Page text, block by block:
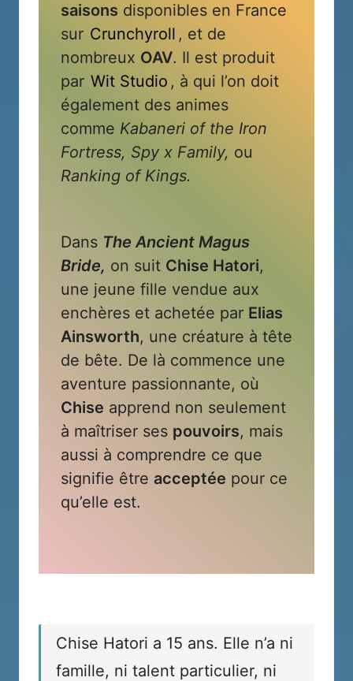
saisons disponibles en France
sur Crunchyroll , et de
nombreux OAV. Il est produit
par Wit Studio , à qui l’on doit
également des animes
comme Kabaneri of the Iron
Fortress, Spy x Family, ou
Ranking of Kings.
Dans The Ancient Magus
Bride, on suit Chise Hatori,
une jeune fille vendue aux
enchères et achetée par Elias
Ainsworth, une créature à tête
de bête. De là commence une
aventure passionnante, où
Chise apprend non seulement
à maîtriser ses pouvoirs, mais
aussi à comprendre ce que
signifie être acceptée pour ce
qu’elle est.
Chise Hatori a 15 ans. Elle n’a ni
famille, ni talent particulier, ni